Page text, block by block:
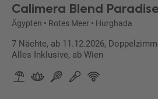
Calimera Blend Paradise
Ägypten • Rotes Meer • Hurghada
7 Nächte, ab 11.12.2026,
Alles Inklusive, ab Wien